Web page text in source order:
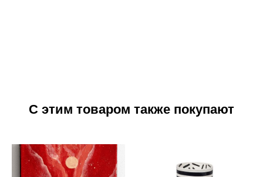
С этим товаром также покупают